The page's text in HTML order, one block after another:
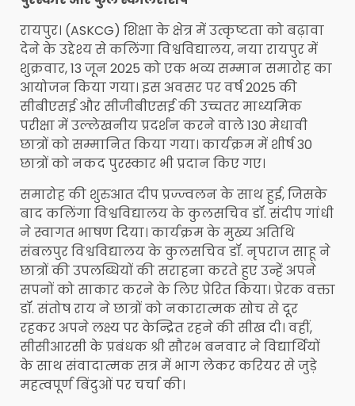
रायपुर। (ASKCG) शिक्षा के क्षेत्र में उत्कृष्टता को बढ़ावा
देने के उद्देश्य से कलिंगा विश्वविद्यालय, नया रायपुर में
शुक्रवार, 13 जून 2025 को एक भव्य सम्मान समारोह का
आयोजन किया गया। इस अवसर पर वर्ष 2025 की
सीबीएसई और सीजीबीएसई की उच्चतर माध्यमिक
परीक्षा में उल्लेखनीय प्रदर्शन करने वाले 130 मेधावी
छात्रों को सम्मानित किया गया। कार्यक्रम में शीर्ष 30
छात्रों को नकद पुरस्कार भी प्रदान किए गए।
समारोह की शुरुआत दीप प्रज्ज्वलन के साथ हुई, जिसके
बाद कलिंगा विश्वविद्यालय के कुलसचिव डॉ. संदीप गांधी
ने स्वागत भाषण दिया। कार्यक्रम के मुख्य अतिथि
संबलपुर विश्वविद्यालय के कुलसचिव डॉ. नृपराज साहू ने
छात्रों की उपलब्धियों की सराहना करते हुए उन्हें अपने
सपनों को साकार करने के लिए प्रेरित किया। प्रेरक वक्ता
डॉ. संतोष राय ने छात्रों को नकारात्मक सोच से दूर
रहकर अपने लक्ष्य पर केन्द्रित रहने की सीख दी। वहीं,
सीसीआरसी के प्रबंधक श्री सौरभ बनवार ने विद्यार्थियों
के साथ संवादात्मक सत्र में भाग लेकर करियर से जुड़े
महत्वपूर्ण बिंदुओं पर चर्चा की।